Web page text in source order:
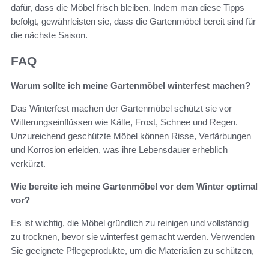
dafür, dass die Möbel frisch bleiben. Indem man diese Tipps
befolgt, gewährleisten sie, dass die Gartenmöbel bereit sind für
die nächste Saison.
FAQ
Warum sollte ich meine Gartenmöbel winterfest machen?
Das Winterfest machen der Gartenmöbel schützt sie vor
Witterungseinflüssen wie Kälte, Frost, Schnee und Regen.
Unzureichend geschützte Möbel können Risse, Verfärbungen
und Korrosion erleiden, was ihre Lebensdauer erheblich
verkürzt.
Wie bereite ich meine Gartenmöbel vor dem Winter optimal
vor?
Es ist wichtig, die Möbel gründlich zu reinigen und vollständig
zu trocknen, bevor sie winterfest gemacht werden. Verwenden
Sie geeignete Pflegeprodukte, um die Materialien zu schützen,